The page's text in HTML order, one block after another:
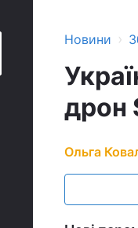
Новини ›
дрон
Ольга